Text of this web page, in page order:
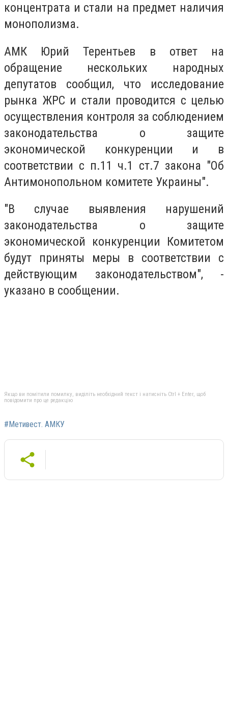
концентрата и стали на предмет наличия
монополизма.
АМК Юрий Терентьев в ответ на
обращение нескольких народных
депутатов сообщил, что исследование
рынка ЖРС и стали проводится с целью
осуществления контроля за соблюдением
законодательства о защите
экономической конкуренции и в
соответствии с п.11 ч.1 ст.7 закона "Об
Антимонопольном комитете Украины".
"В случае выявления нарушений
законодательства о защите
экономической конкуренции Комитетом
будут приняты меры в соответствии с
действующим законодательством", -
указано в сообщении.
Якщо ви помітили помилку, виділіть необхідний текст і натисніть Ctrl + Enter, щоб
повідомити про це редакцію
#Метивест. АМКУ